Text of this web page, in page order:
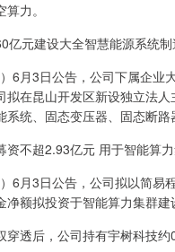
力。
元建设大全智慧能源系统制
3日公告，公司下属企业
拟在昆山开发区新设独立法
统、固态变压器、固态断
不超2.93亿元 用于智能算力
3日公告，公司拟以简易
额拟投资于智能算力集群建
透后，公司持有宇树科技约